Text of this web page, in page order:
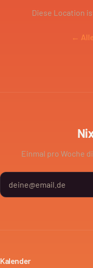
Diese Location
←
Einmal pro Woche
Kalender